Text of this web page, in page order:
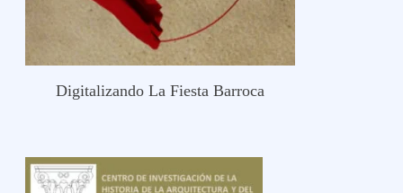
Digitalizando La Fiesta Barroca